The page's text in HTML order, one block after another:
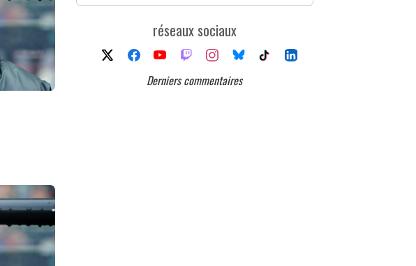
réseaux sociaux
Derniers commentaires